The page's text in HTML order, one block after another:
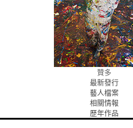
贊多
最新發行
藝人檔案
相關情報
歷年作品